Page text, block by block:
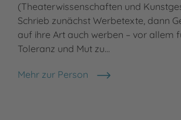
(Theaterwissenschaften und
Schrieb zunächst Werbetexte, dann
auf ihre Art auch werben – vor allem
Toleranz und Mut zu…
Mehr zur Person
Edith Schreiber-Wicke